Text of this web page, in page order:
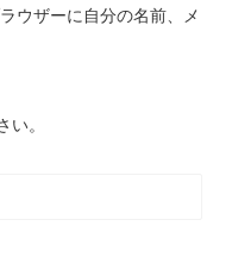
ウザーに自分の名前、メ
。